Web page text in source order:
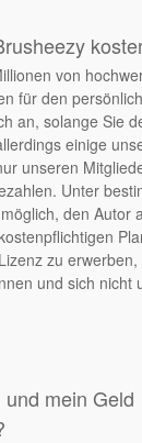
von
für den
an, solange Sie
einige
unseren
Unter
den Autor
zu
und sich nicht
mein Geld